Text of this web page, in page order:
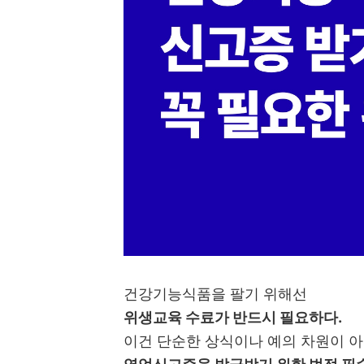
건강기능식품을 팔기 위해선
위생교육 수료가 반드시 필요하다.
이건 단순한 상식이나 예의 차원이